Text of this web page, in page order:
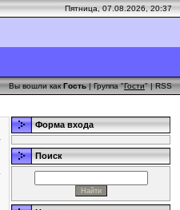
Пятница, 07.08.2026, 20:37
Вы вошли какГость| Группа "Гости" |RSS
Форма входа
Поиск